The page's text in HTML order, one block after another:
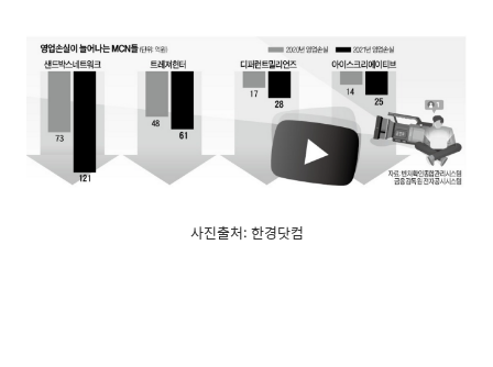
사진출처: 한경닷컴